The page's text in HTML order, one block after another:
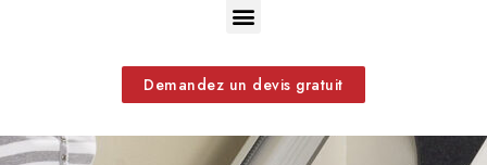
Demandez un devis gratuit